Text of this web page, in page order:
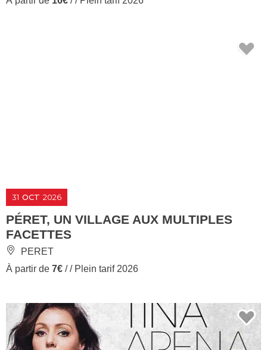
31 OCT 2026
PÉRET, UN VILLAGE AUX MULTIPLES
FACETTES
PERET
À partir de 7€ / / Plein tarif 2026